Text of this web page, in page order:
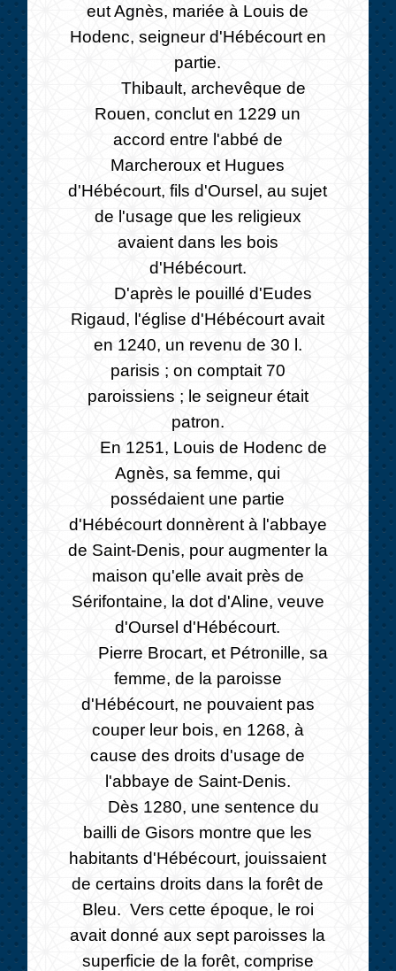
eut Agnès, mariée à Louis de
Hodenc, seigneur d'Hébécourt en
partie.
Thibault, archevêque de
Rouen, conclut en 1229 un
accord entre l'abbé de
Marcheroux et Hugues
d'Hébécourt, fils d'Oursel, au sujet
de l'usage que les religieux
avaient dans les bois
d'Hébécourt.
D'après le pouillé d'Eudes
Rigaud, l'église d'Hébécourt avait
en 1240, un revenu de 30 l.
parisis ; on comptait 70
paroissiens ; le seigneur était
patron.
En 1251, Louis de Hodenc de
Agnès, sa femme, qui
possédaient une partie
d'Hébécourt donnèrent à l'abbaye
de Saint-Denis, pour augmenter la
maison qu'elle avait près de
Sérifontaine, la dot d'Aline, veuve
d'Oursel d'Hébécourt.
Pierre Brocart, et Pétronille, sa
femme, de la paroisse
d'Hébécourt, ne pouvaient pas
couper leur bois, en 1268, à
cause des droits d'usage de
l'abbaye de Saint-Denis.
Dès 1280, une sentence du
bailli de Gisors montre que les
habitants d'Hébécourt, jouissaient
de certains droits dans la forêt de
Bleu. Vers cette époque, le roi
avait donné aux sept paroisses la
superficie de la forêt, comprise